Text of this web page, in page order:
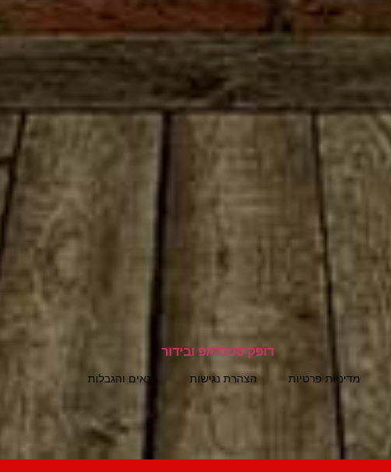
מדיניות פרטיות הצהרת נגישות תנאים והגבלות